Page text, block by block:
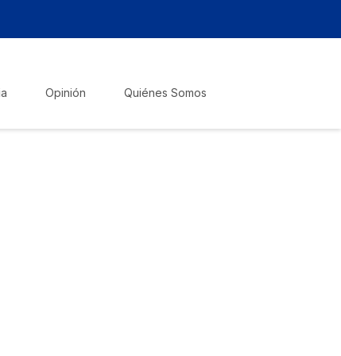
Opinión Quiénes Somos